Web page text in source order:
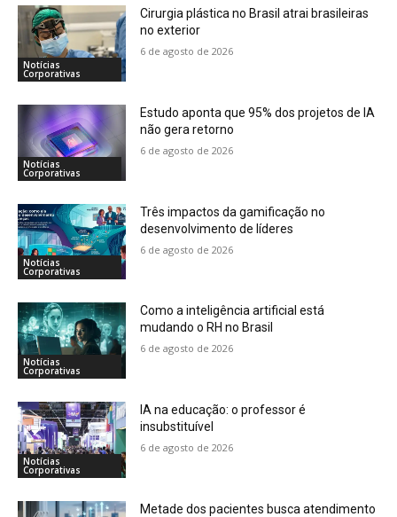
Notícias
Corporativas
Cirurgia plástica no Brasil atrai brasileiras
no exterior
6 de agosto de 2026
Notícias
Corporativas
Estudo aponta que 95% dos projetos de IA
não gera retorno
6 de agosto de 2026
Notícias
Corporativas
Três impactos da gamificação no
desenvolvimento de líderes
6 de agosto de 2026
Notícias
Corporativas
Como a inteligência artificial está
mudando o RH no Brasil
6 de agosto de 2026
Notícias
Corporativas
IA na educação: o professor é
insubstituível
6 de agosto de 2026
Metade dos pacientes busca atendimento